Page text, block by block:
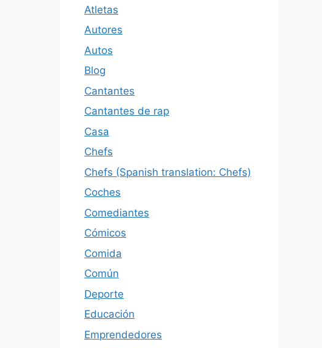
Atletas
Autores
Autos
Blog
Cantantes
Cantantes de rap
Casa
Chefs
Chefs (Spanish translation: Chefs)
Coches
Comediantes
Cómicos
Comida
Común
Deporte
Educación
Emprendedores